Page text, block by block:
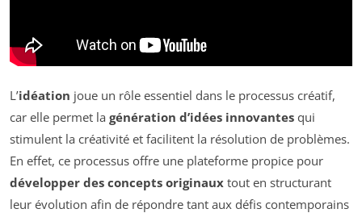
L’idéation joue un rôle essentiel dans le processus créatif,
car elle permet la génération d’idées innovantes qui
stimulent la créativité et facilitent la résolution de problèmes.
En effet, ce processus offre une plateforme propice pour
développer des concepts originaux tout en structurant
leur évolution afin de répondre tant aux défis contemporains